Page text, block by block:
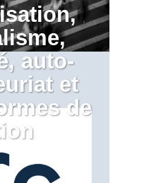
auto-
et
de